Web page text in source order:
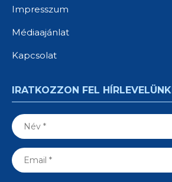
Impresszum
Médiaajánlat
Kapcsolat
IRATKOZZON FEL